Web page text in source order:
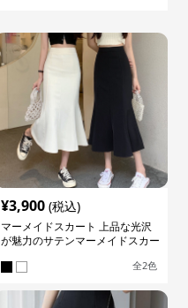
¥3,900 (税込)
マーメイドスカート 上品な光沢
が魅力のサテンマーメイドスカー
全2色